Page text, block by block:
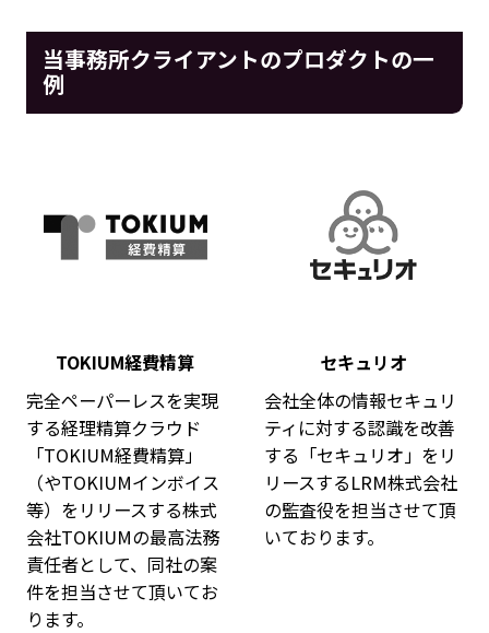
当事務所クライアントのプロダクトの一
例
TOKIUM経費精算
完全ペーパーレスを実現
する経理精算クラウド
「TOKIUM経費精算」
（やTOKIUMインボイス
等）をリリースする株式
会社TOKIUMの最高法務
責任者として、同社の案
件を担当させて頂いてお
ります。
セキュリオ
会社全体の情報セキュリ
ティに対する認識を改善
する「セキュリオ」をリ
リースするLRM株式会社
の監査役を担当させて頂
いております。